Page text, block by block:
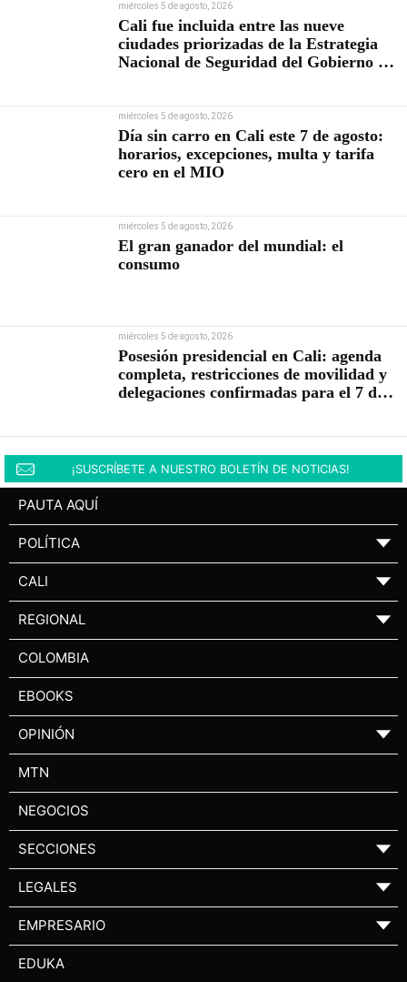
miércoles 5 de agosto, 2026
Cali fue incluida entre las nueve
ciudades priorizadas de la Estrategia
Nacional de Seguridad del Gobierno de
miércoles 5 de agosto, 2026
Día sin carro en Cali este 7 de agosto:
horarios, excepciones, multa y tarifa
cero en el MIO
miércoles 5 de agosto, 2026
El gran ganador del mundial: el
consumo
miércoles 5 de agosto, 2026
Posesión presidencial en Cali: agenda
completa, restricciones de movilidad y
delegaciones confirmadas para el 7 de
¡SUSCRÍBETE A NUESTRO BOLETÍN DE NOTICIAS!
PAUTA AQUÍ
POLÍTICA ▼
CALI ▼
REGIONAL ▼
COLOMBIA
EBOOKS
OPINIÓN ▼
MTN
NEGOCIOS
SECCIONES ▼
LEGALES ▼
EMPRESARIO ▼
EDUKA